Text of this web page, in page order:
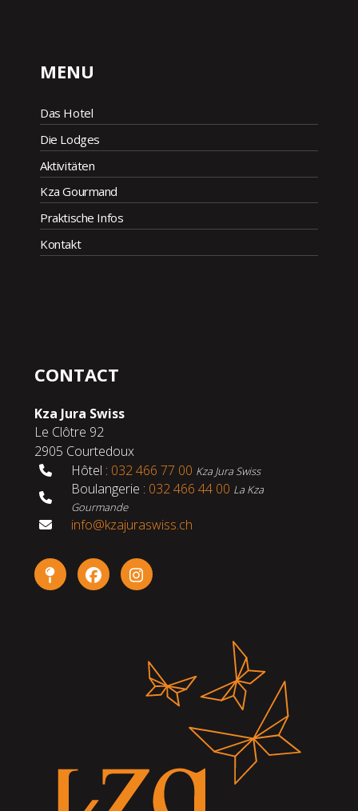
MENU
Das Hotel
Die Lodges
Aktivitäten
Kza Gourmand
Praktische Infos
Kontakt
CONTACT
Kza Jura Swiss
Le Clôtre 92
2905 Courtedoux
Hôtel : 032 466 77 00 Kza Jura Swiss
Boulangerie : 032 466 44 00 La Kza
Gourmande
info@kzajuraswiss.ch